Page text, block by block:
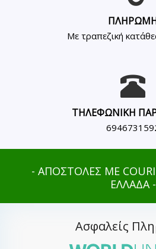
Με τραπεζική
ΤΗΛΕΦΩΝΙΚΗ
- ΑΠΟΣΤΟΛΕΣ ΜΕ
ΕΛΛΑΔΑ -
Ασφαλείς